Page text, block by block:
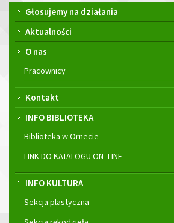
Menu
główne
Głosujemy na działania
Aktualności
O nas
Pracownicy
Kontakt
INFO BIBLIOTEKA
Biblioteka w Ornecie
LINK DO KATALOGU ON -LINE
INFO KULTURA
Sekcja plastyczna